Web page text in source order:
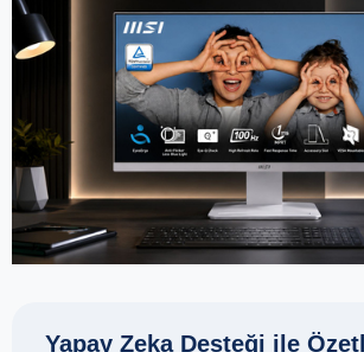
Yapay Zeka Desteği ile